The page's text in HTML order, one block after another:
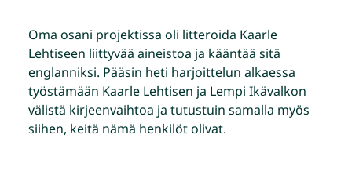
Oma osani projektissa oli litteroida Kaarle
Lehtiseen liittyvää aineistoa ja kääntää sitä
englanniksi. Pääsin heti harjoittelun alkaessa
työstämään Kaarle Lehtisen ja Lempi Ikävalkon
välistä kirjeenvaihtoa ja tutustuin samalla myös
siihen, keitä nämä henkilöt olivat.